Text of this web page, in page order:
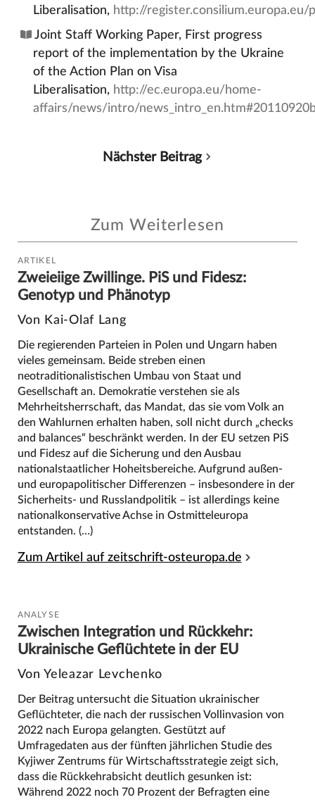
Liberalisation, http://
Joint Staff Working Paper, First progress
report of the implementation by the Ukraine
of the Action Plan on Visa
Liberalisation, http://ec.europa.eu/home-
affairs/news/intro/
Nächster Beitrag
Zum Weiterlesen
ARTIKEL
Zweieiige Zwillinge. PiS und Fidesz:
Genotyp und Phänotyp
Von Kai-Olaf Lang
Die regierenden Parteien in Polen und Ungarn haben
vieles gemeinsam. Beide streben einen
neotraditionalistischen Umbau von Staat und
Gesellschaft an. Demokratie verstehen sie als
Mehrheitsherrschaft, das Mandat, das sie vom Volk an
den Wahlurnen erhalten haben, soll nicht durch „checks
and balances“ beschränkt werden. In der EU setzen PiS
und Fidesz auf die Sicherung und den Ausbau
nationalstaatlicher Hoheitsbereiche. Aufgrund außen-
und europapolitischer Differenzen – insbesondere in der
Sicherheits- und Russlandpolitik – ist allerdings keine
nationalkonservative Achse in Ostmitteleuropa
entstanden. (…)
Zum Artikel auf zeitschrift-osteuropa.de
ANALYSE
Zwischen Integration und Rückkehr:
Ukrainische Geflüchtete in der EU
Von Yeleazar Levchenko
Der Beitrag untersucht die Situation ukrainischer
Geflüchteter, die nach der russischen Vollinvasion von
2022 nach Europa gelangten. Gestützt auf
Umfragedaten aus der fünften jährlichen Studie des
Kyjiwer Zentrums für Wirtschaftsstrategie zeigt sich,
dass die Rückkehrabsicht deutlich gesunken ist:
Während 2022 noch 70 Prozent der Befragten eine